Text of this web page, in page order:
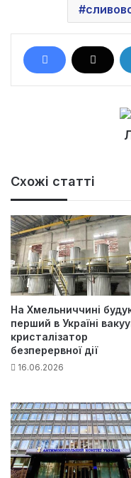
Схожі статті
На Хмельниччині
перший в Україні
кристалізатор
безперервної дії
16.06.2026